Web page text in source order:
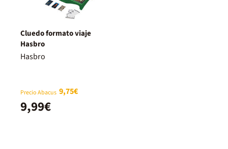
Cluedo formato viaje
Hasbro
Hasbro
Precio Abacus 9,75€
9,99€